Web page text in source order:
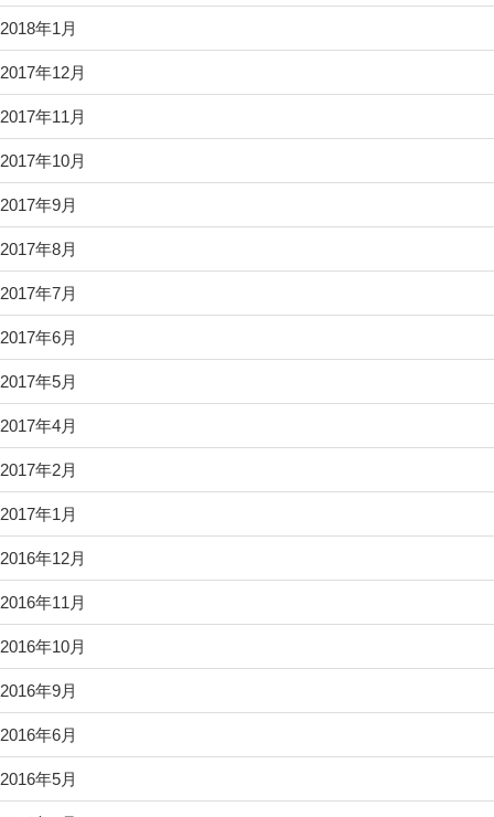
2018年1月
2017年12月
2017年11月
2017年10月
2017年9月
2017年8月
2017年7月
2017年6月
2017年5月
2017年4月
2017年2月
2017年1月
2016年12月
2016年11月
2016年10月
2016年9月
2016年6月
2016年5月